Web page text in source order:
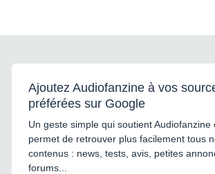
Ajoutez Audiofanzine à vos
préférées sur Google
Un geste simple qui soutient Audiofanzine
permet de retrouver plus facilement tous
contenus : news, tests, avis, petites
forums...